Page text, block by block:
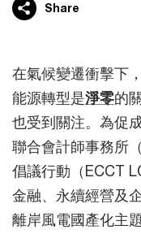
Share
在氣候變遷衝擊下
能源轉型是淨零的
也受到關注。為促
聯合會計師事務所
倡議行動（ECCT
金融、永續經營及
離岸風電國產化主